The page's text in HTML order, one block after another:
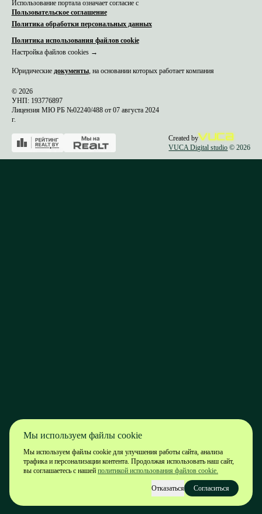
Использование портала означает согласие с
Пользовательское соглашение
Политика обработки персональных данных
Политика использования файлов cookie
Настройка файлов cookies →
Юридические документы, на основании которых работает компания
© 2026
УНП: 193776897
Лицензия МЮ РБ №02240/488 от 07 августа 2024
г.
Created by
VUCA Digital studio © 2026
Мы используем файлы cookie
Мы используем файлы cookie для улучшения работы сайта, анализа
трафика и персонализации контента. Продолжая использовать наш сайт,
вы соглашаетесь с нашей политикой использования файлов cookie.
Отказаться Согласиться